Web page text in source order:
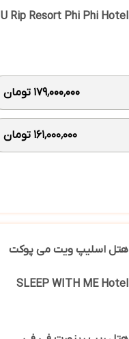
U Rip Resort Phi Phi Hotel
۱۷۹٬۰۰۰٬۰۰۰ تومان
۱۶۱٬۰۰۰٬۰۰۰ تومان
هتل اسلیپ ویت می پوکت
SLEEP WITH ME Hotel